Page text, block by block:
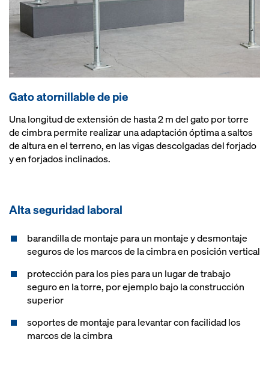
Gato atornillable de pie
Una longitud de extensión de hasta 2 m del gato por torre
de cimbra permite realizar una adaptación óptima a saltos
de altura en el terreno, en las vigas descolgadas del forjado
y en forjados inclinados.
Alta seguridad laboral
barandilla de montaje para un montaje y desmontaje
seguros de los marcos de la cimbra en posición vertical
protección para los pies para un lugar de trabajo
seguro en la torre, por ejemplo bajo la construcción
superior
soportes de montaje para levantar con facilidad los
marcos de la cimbra